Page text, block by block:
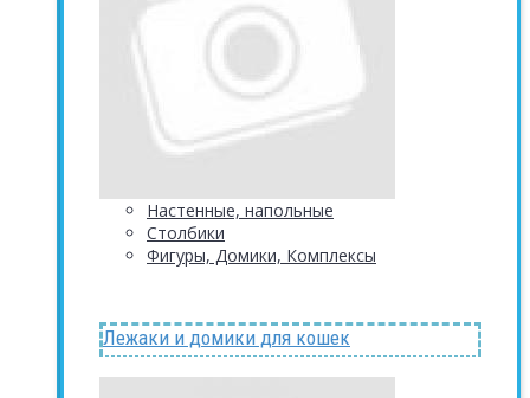
Настенные, напольные
Столбики
Фигуры, Домики, Комплексы
Лежаки и домики для кошек